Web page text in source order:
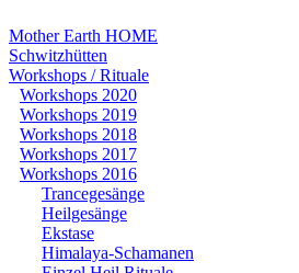
Mother Earth HOME
Schwitzhütten
Workshops / Rituale
Workshops 2020
Workshops 2019
Workshops 2018
Workshops 2017
Workshops 2016
Trancegesänge
Heilgesänge
Ekstase
Himalaya-Schamanen